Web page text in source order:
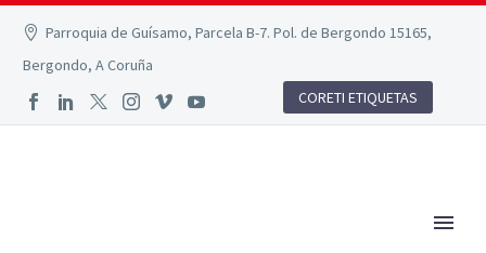
Parroquia de Guísamo, Parcela B-7. Pol. de Bergondo 15165,
Bergondo, A Coruña
CORETI ETIQUETAS